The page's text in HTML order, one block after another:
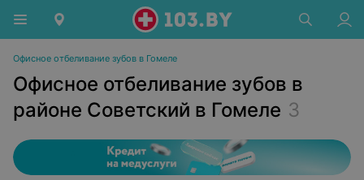
Офисное отбеливание зубов в Гомеле
Офисное отбеливание зубов в
районе Советский в Гомеле 3